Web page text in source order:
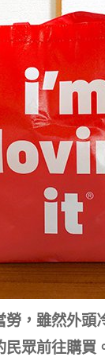
，雖然外頭
眾前往購買